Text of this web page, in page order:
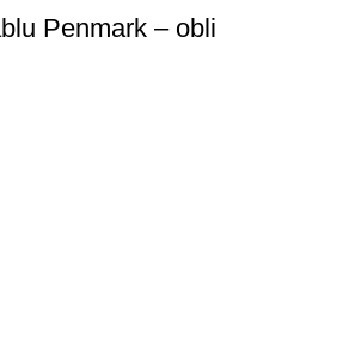
Penmark – obli